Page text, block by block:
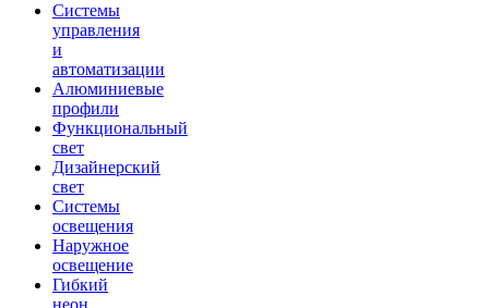
Системы
управления
и
автоматизации
Алюминиевые
профили
Функциональный
свет
Дизайнерский
свет
Системы
освещения
Наружное
освещение
Гибкий
неон